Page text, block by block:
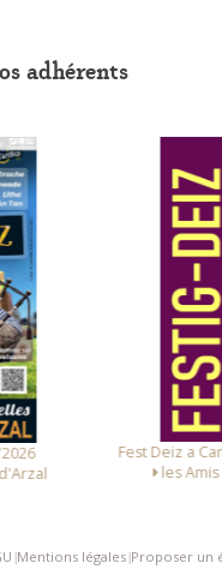
adhérents
Fest Deiz a
les Amis du
|Mentions légales |Proposer un